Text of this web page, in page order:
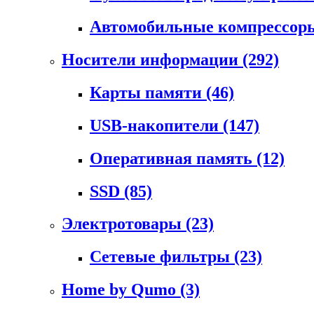
Автомобильные
Носители информации (292)
Карты памяти (46)
USB-накопители (147)
Оперативная память (12)
SSD (85)
Электротовары (23)
Сетевые фильтры (23)
Home by Qumo (3)